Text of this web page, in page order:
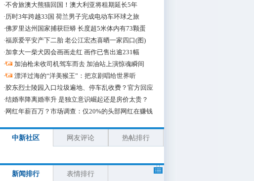
·不舍旅澳大熊猫回国！澳大利亚将租期延长5年
·历时3年跨越33国 荷兰男子完成电动车环球之旅
·佛罗里达州国家捕获巨蟒 长度超5米体内有73颗蛋
·福原爱平安产下二胎 老公江宏杰喜晒一家四口(图)
·加拿大一柴犬因会画画走红 画作已售出逾231幅
·
加油枪未收司机驾车而去 加油站上演惊魂瞬间
·
漂洋过海的“洋美猴王”：把京剧唱给世界听
·胶东烈士陵园入口垃圾遍地、停车乱收费？官方回应
·结婚率降离婚率升 是独立意识崛起还是房价太贵？
· 网红年薪百万？市场调查：仅20%的头部网红在赚钱
中新社区 网友评论 热帖排行
新闻排行 表情排行